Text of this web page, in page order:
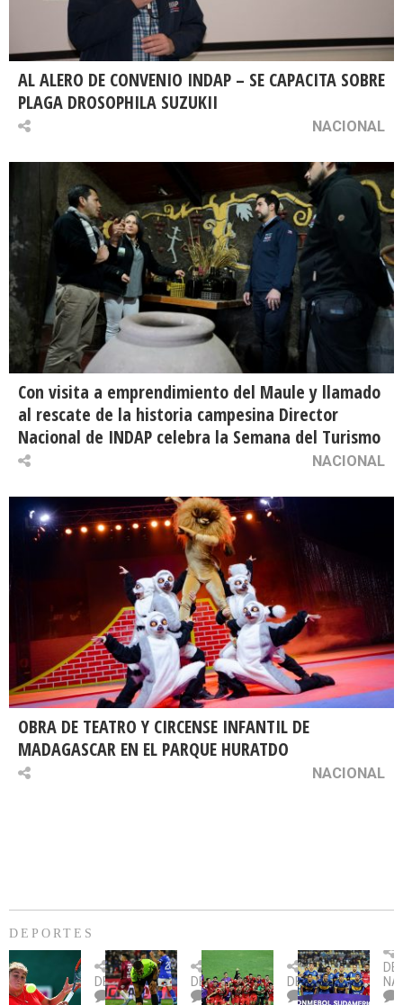
AL ALERO DE CONVENIO INDAP – SE CAPACITA SOBRE
PLAGA DROSOPHILA SUZUKII
NACIONAL
Con visita a emprendimiento del Maule y llamado
al rescate de la historia campesina Director
Nacional de INDAP celebra la Semana del Turismo
NACIONAL
OBRA DE TEATRO Y CIRCENSE INFANTIL DE
MADAGASCAR EN EL PARQUE HURATDO
NACIONAL
DEPORTES
Billie
Jean
King
DEPORTES
U.
Católica
fue
DEPORTES
Copa
Sudamericana:
U.
DEPORTES
un